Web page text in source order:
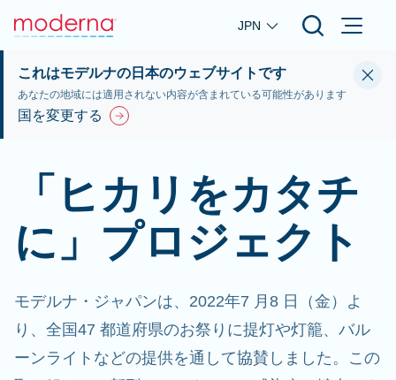
Skip to main content
JPN
これはモデルナの日本のウェブサイトです
あなたの地域には適用されない内容が含まれている可能性があります
国を変更する
「ヒカリをカタチ
に」プロジェクト
モデルナ・ジャパンは、2022年7 月8 日（金）よ
り、全国47 都道府県のお祭りに提灯や灯籠、バル
ーンライトなどの提供を通して協賛しました。この